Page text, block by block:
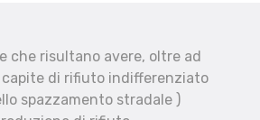
che risultano avere, oltre ad
capite di rifiuto indifferenziato
spazzamento stradale )